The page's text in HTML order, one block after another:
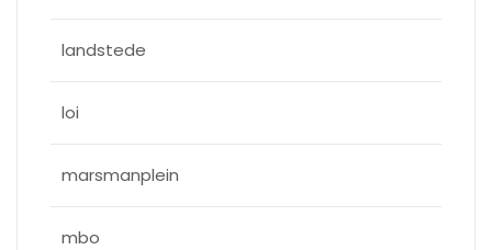
landstede
loi
marsmanplein
mbo